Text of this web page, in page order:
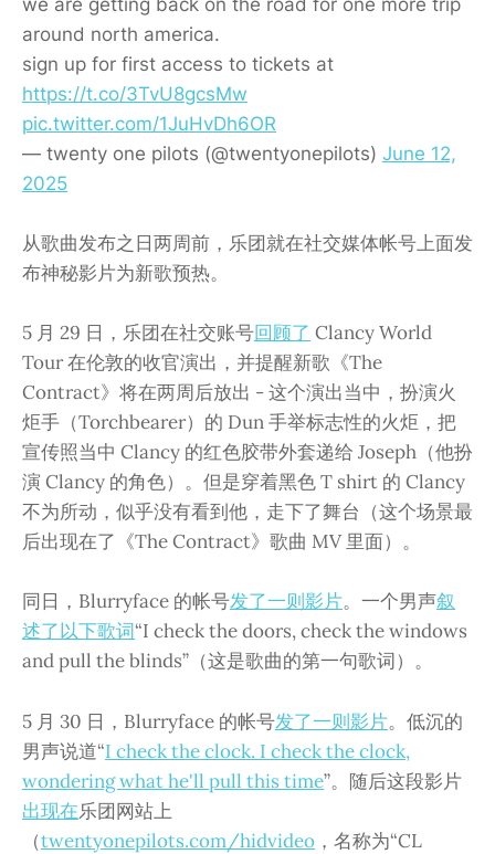
around north america.
sign up for first access to tickets at
https://t.co/3TvU8gcsMw
pic.twitter.com/1JuHvDh6OR
— twenty one pilots (@twentyonepilots) June 12,
2025
从歌曲发布之日两周前，乐团就在社交媒体帐号上面发
布神秘影片为新歌预热。
5 月 29 日，乐团在社交账号回顾了 Clancy World
Tour 在伦敦的收官演出，并提醒新歌《The
Contract》将在两周后放出 - 这个演出当中，扮演火
炬手（Torchbearer）的 Dun 手举标志性的火炬，把
宣传照当中 Clancy 的红色胶带外套递给 Joseph（他扮
演 Clancy 的角色）。但是穿着黑色 T shirt 的 Clancy
不为所动，似乎没有看到他，走下了舞台（这个场景最
后出现在了《The Contract》歌曲 MV 里面）。
同日，Blurryface 的帐号发了一则影片。一个男声叙
述了以下歌词“I check the doors, check the windows
and pull the blinds”（这是歌曲的第一句歌词）。
5 月 30 日，Blurryface 的帐号发了一则影片。低沉的
男声说道“I check the clock. I check the clock,
wondering what he'll pull this time”。随后这段影片
出现在乐团网站上
（twentyonepilots.com/hidvideo ，名称为“CL